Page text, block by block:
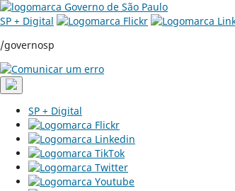
SP + Digital
/governosp
SP + Digital